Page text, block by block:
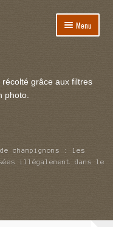
Menu
le
menu
enfant
Ouvrir
le
grâce aux filtres
photo.
champignons : les
illégalement dans le